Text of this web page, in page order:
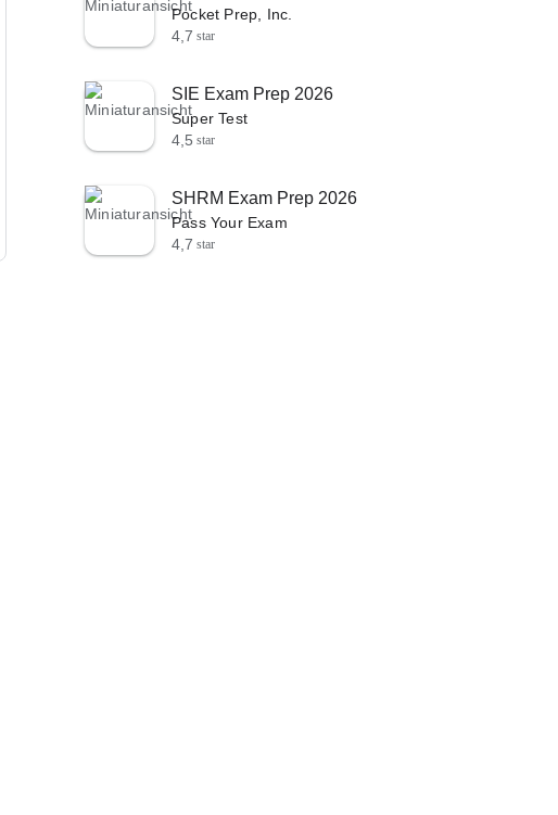
Pocket Prep, Inc.
4,7 star
SIE Exam Prep 2026
Super Test
4,5 star
SHRM Exam Prep 2026
Pass Your Exam
4,7 star